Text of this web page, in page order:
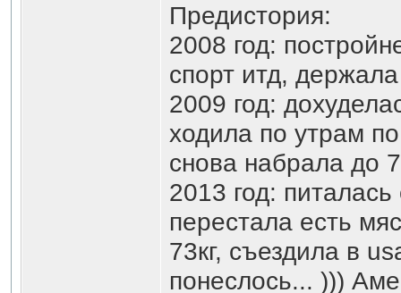
Предистория:
2008 год:
спорт итд,
2009 год:
ходила по утрам
снова набрала до
2013 год:
перестала есть
73кг, съездила в
понеслось... )))